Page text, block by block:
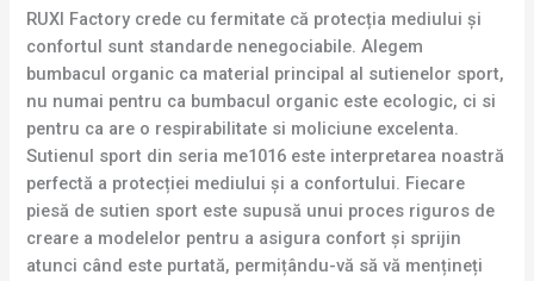
RUXI Factory crede cu fermitate că protecția mediului și
confortul sunt standarde nenegociabile. Alegem
bumbacul organic ca material principal al sutienelor sport,
nu numai pentru ca bumbacul organic este ecologic, ci si
pentru ca are o respirabilitate si moliciune excelenta.
Sutienul sport din seria me1016 este interpretarea noastră
perfectă a protecției mediului și a confortului. Fiecare
piesă de sutien sport este supusă unui proces riguros de
creare a modelelor pentru a asigura confort și sprijin
atunci când este purtată, permițându-vă să vă mențineți